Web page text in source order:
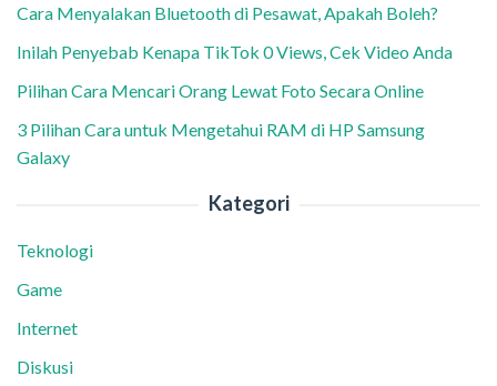
Cara Menyalakan Bluetooth di Pesawat, Apakah Boleh?
Inilah Penyebab Kenapa TikTok 0 Views, Cek Video Anda
Pilihan Cara Mencari Orang Lewat Foto Secara Online
3 Pilihan Cara untuk Mengetahui RAM di HP Samsung
Galaxy
Kategori
Teknologi
Game
Internet
Diskusi